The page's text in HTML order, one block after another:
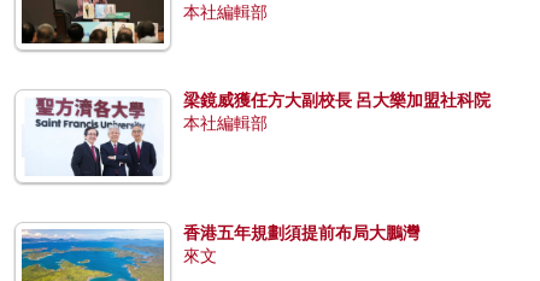
本社編輯部
梁鏡威獲任方大副校長 呂大樂加盟社科院
本社編輯部
香港五年規劃須提前布局大鵬灣
來文